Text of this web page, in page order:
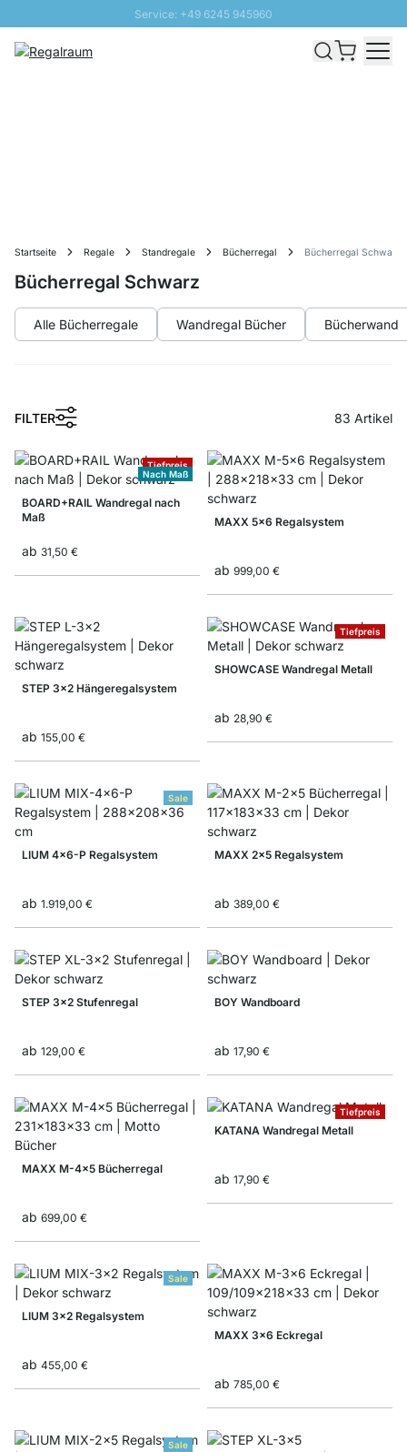
Service: +49 6245 945960
Schnelle Lieferung - Gratis Versand ab 100€
Startseite Regale Standregale Bücherregal Bücherregal Schwarz
Bücherregal Schwarz
Alle Bücherregale Wandregal Bücher Bücherwand
FILTER 83 Artikel
Tiefpreis
Nach Maß
BOARD+RAIL Wandregal nach
Maß
ab 31,50 €
MAXX 5x6 Regalsystem
ab 999,00 €
STEP 3x2 Hängeregalsystem
ab 155,00 €
Tiefpreis
SHOWCASE Wandregal Metall
ab 28,90 €
Sale
LIUM 4x6-P Regalsystem
ab 1.919,00 €
MAXX 2x5 Regalsystem
ab 389,00 €
STEP 3x2 Stufenregal
ab 129,00 €
BOY Wandboard
ab 17,90 €
MAXX M-4x5 Bücherregal
ab 699,00 €
Tiefpreis
KATANA Wandregal Metall
ab 17,90 €
Sale
LIUM 3x2 Regalsystem
ab 455,00 €
MAXX 3x6 Eckregal
ab 785,00 €
Sale